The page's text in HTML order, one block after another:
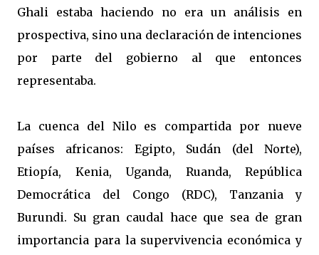
Ghali estaba haciendo no era un análisis en
prospectiva, sino una declaración de intenciones
por parte del gobierno al que entonces
representaba.
La cuenca del Nilo es compartida por nueve
países africanos: Egipto, Sudán (del Norte),
Etiopía, Kenia, Uganda, Ruanda, República
Democrática del Congo (RDC), Tanzania y
Burundi. Su gran caudal hace que sea de gran
importancia para la supervivencia económica y